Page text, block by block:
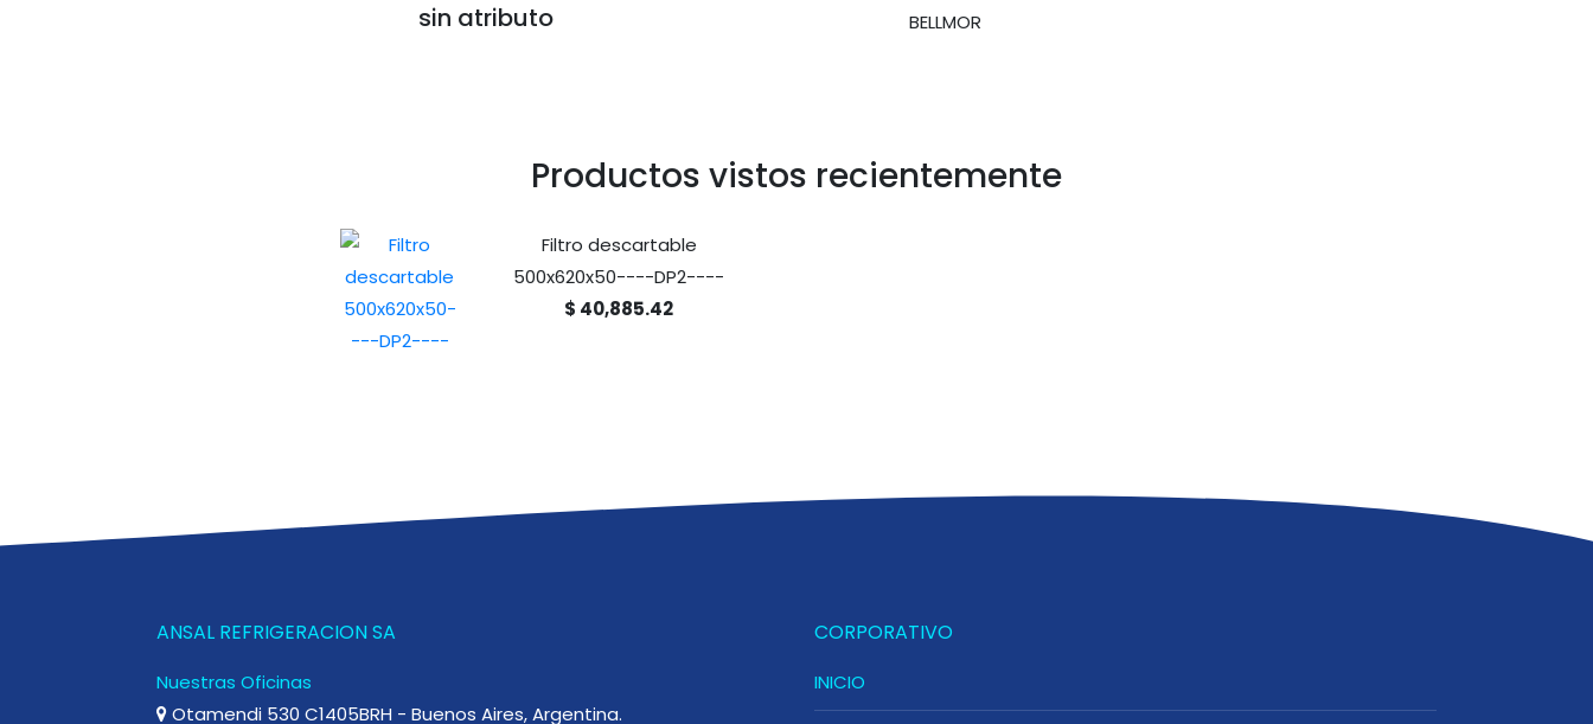
sin atributo BELLMOR
Productos vistos recientemente
Filtro descartable
500x620x50----DP2----
$ 40,885.42
ANSAL REFRIGERACION SA
Nuestras Oficinas
Otamendi 530 C1405BRH - Buenos Aires, Argentina.
CORPORATIVO
INICIO